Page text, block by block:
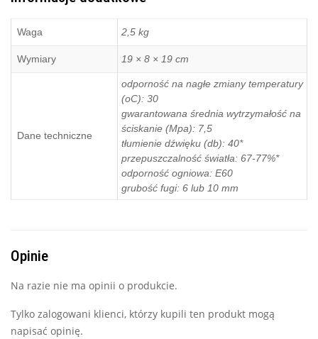
Waga 2,5 kg
Wymiary 19 × 8 × 19 cm
Dane techniczne
odporność na nagłe zmiany temperatury
(oC): 30
gwarantowana średnia wytrzymałość na
ściskanie (Mpa): 7,5
tłumienie dźwięku (db): 40*
przepuszczalność światła: 67-77%*
odporność ogniowa: E60
grubość fugi: 6 lub 10 mm
Opinie
Na razie nie ma opinii o produkcie.
Tylko zalogowani klienci, którzy kupili ten produkt mogą
napisać opinię.